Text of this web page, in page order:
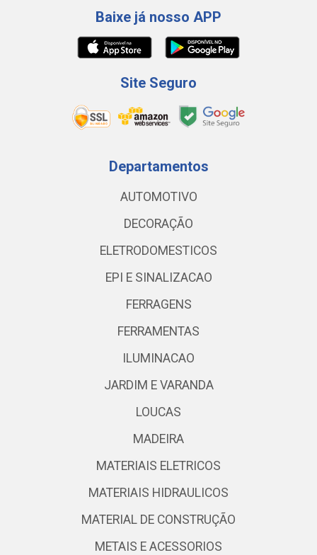
Baixe já nosso APP
Site Seguro
Departamentos
AUTOMOTIVO
DECORAÇÃO
ELETRODOMESTICOS
EPI E SINALIZACAO
FERRAGENS
FERRAMENTAS
ILUMINACAO
JARDIM E VARANDA
LOUCAS
MADEIRA
MATERIAIS ELETRICOS
MATERIAIS HIDRAULICOS
MATERIAL DE CONSTRUÇÃO
METAIS E ACESSORIOS